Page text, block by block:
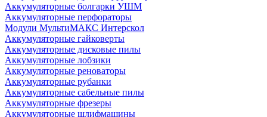
Аккумуляторные болгарки УШМ
Аккумуляторные перфораторы
Модули МультиМАКС Интерскол
Аккумуляторные гайковерты
Аккумуляторные дисковые пилы
Аккумуляторные лобзики
Аккумуляторные реноваторы
Аккумуляторные рубанки
Аккумуляторные сабельные пилы
Аккумуляторные фрезеры
Аккумуляторные шлифмашины